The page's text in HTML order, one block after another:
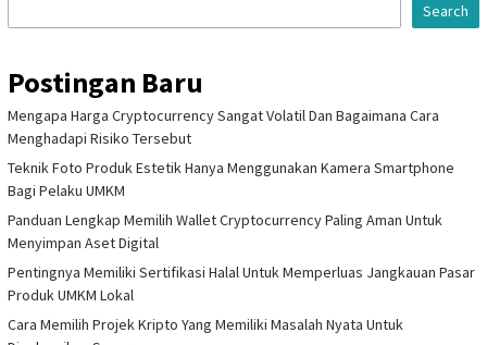
Search
Postingan Baru
Mengapa Harga Cryptocurrency Sangat Volatil Dan Bagaimana Cara
Menghadapi Risiko Tersebut
Teknik Foto Produk Estetik Hanya Menggunakan Kamera Smartphone
Bagi Pelaku UMKM
Panduan Lengkap Memilih Wallet Cryptocurrency Paling Aman Untuk
Menyimpan Aset Digital
Pentingnya Memiliki Sertifikasi Halal Untuk Memperluas Jangkauan Pasar
Produk UMKM Lokal
Cara Memilih Projek Kripto Yang Memiliki Masalah Nyata Untuk